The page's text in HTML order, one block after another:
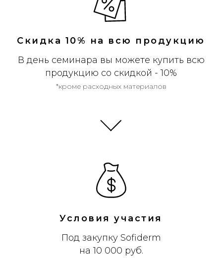
Скидка 10% на всю продукцию
В день семинара вы можете купить всю
продукцию со скидкой - 10%
*кроме расходных материалов
Условия участия
Под закупку Sofiderm
на 10 000 руб.